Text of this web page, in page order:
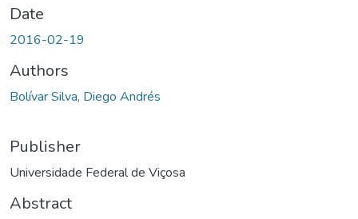
Date
2016-02-19
Authors
Bolívar Silva, Diego Andrés
Publisher
Universidade Federal de Viçosa
Abstract